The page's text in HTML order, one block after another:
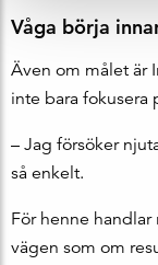
Våga börja
Även om målet är
inte bara fokusera
– Jag försöker
så enkelt.
För henne
vägen som om